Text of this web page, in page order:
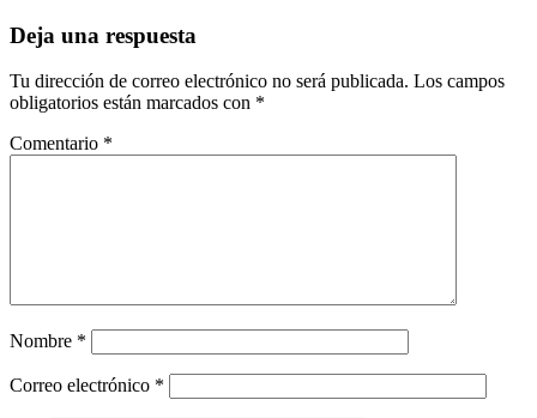
Deja una respuesta
Tu dirección de correo electrónico no será publicada. Los campos
obligatorios están marcados con *
Comentario *
Nombre *
Correo electrónico *